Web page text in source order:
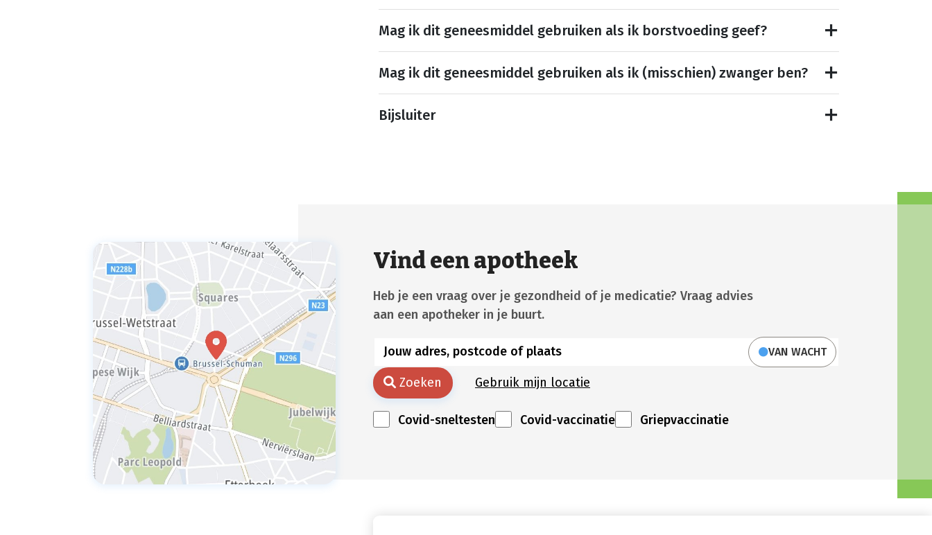
Mag ik dit geneesmiddel gebruiken als ik borstvoeding geef?
Mag ik dit geneesmiddel gebruiken als ik (misschien) zwanger ben?
Bijsluiter
Vind een apotheek
Heb je een vraag over je gezondheid of je medicatie? Vraag advies
aan een apotheker in je buurt.
VAN WACHT
Zoeken Gebruik mijn locatie
Covid-sneltesten Covid-vaccinatie Griepvaccinatie